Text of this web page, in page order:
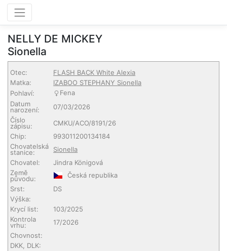
NELLY DE MICKEY
Sionella
Otec:
FLASH BACK White Alexia
Matka:
IZABOO STEPHANY Sionella
Pohlaví:
Fena
Datum
narození:
07/03/2026
Číslo
zápisu:
CMKU/ACO/8191/26
Chip:
993011200134184
Chovatelská
stanice:
Sionella
Chovatel:
Jindra Königová
Země
původu:
Česká republika
Srst:
DS
Výška:
Krycí list:
103/2025
Kontrola
vrhu:
17/2026
Chovnost:
DKK, DLK: